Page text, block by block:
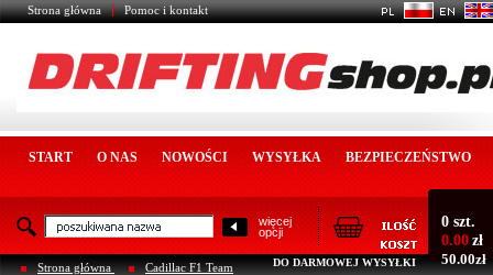
Strona główna Pomoc i kontakt
START O NAS NOWOŚCI WYSYŁKA BEZPIECZEŃSTWO
więcej
opcji
0 szt.
0.00 zł
DO DARMOWEJ WYSYŁKI 50.00zł
Strona główna Cadillac F1 Team